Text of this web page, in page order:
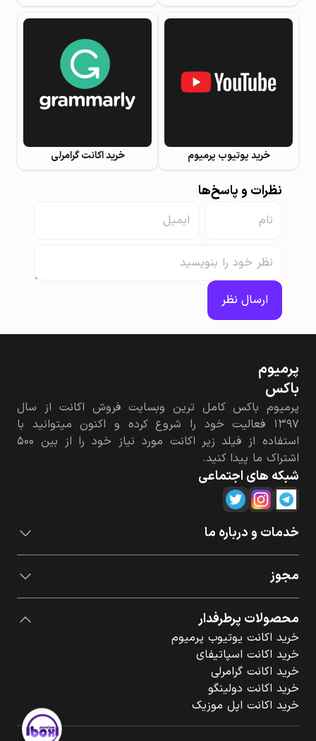
خرید یوتیوب پرمیوم خرید اکانت گرامرلی
نظرات و پاسخ‌ها
ارسال نظر
پرمیوم‌
باکس
پرمیوم باکس کامل ترین وبسایت فروش اکانت از سال
۱۳۹۷ فعالیت خود را شروع کرده و اکنون میتوانید با
استفاده از فیلد زیر اکانت مورد نیاز خود را از بین ۵۰۰
اشتراک ما پیدا کنید.
شبکه های اجتماعی
خدمات و درباره ما
مجوز
محصولات پرطرفدار
خرید اکانت یوتیوب پرمیوم
خرید اکانت اسپاتیفای
خرید اکانت گرامرلی
خرید اکانت دولینگو
خرید اکانت اپل موزیک